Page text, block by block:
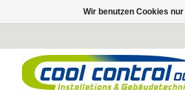
Wir benutzen Cookies